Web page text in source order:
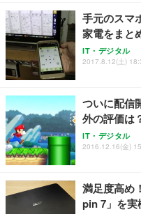
務用 おしゃ
ANDWINT オ
ッシュ 通気性
ス圧無段階昇
【MiniLED/
HOOTER
グモニター
アイリスオー
ュラー 200枚
手元のスマ
家電をまと
IT・デジタル
2017.8.12(土)
ついに配信
外の評価は
IT・デジタル
2016.12.16(金)
満足度高め
pin 7」を実